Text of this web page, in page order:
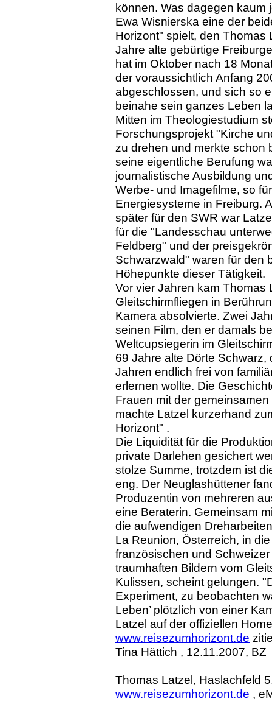
können. Was dagegen kaum
Ewa Wisnierska eine der
Horizont" spielt, den Thomas
Jahre alte gebürtige
hat im Oktober nach 18
der voraussichtlich Anfang
abgeschlossen, und sich so
beinahe sein ganzes Leben
Mitten im Theologiestudium
Forschungsprojekt "Kirche
zu drehen und merkte schon
seine eigentliche Berufung
journalistische Ausbildung
Werbe- und Imagefilme, so
Energiesysteme in Freiburg.
später für den SWR war
für die "Landesschau
Feldberg" und der
Schwarzwald" waren für den
Höhepunkte dieser Tätigkeit.
Vor vier Jahren kam Thomas
Gleitschirmfliegen in
Kamera absolvierte. Zwei
seinen Film, den er damals
Weltcupsiegerin im
69 Jahre alte Dörte
Jahren endlich frei von
erlernen wollte. Die
Frauen mit der
machte Latzel kurzerhand
Horizont" .
Die Liquidität für die
private Darlehen gesichert
stolze Summe, trotzdem ist
eng. Der Neuglashüttener
Produzentin von mehreren
eine Beraterin. Gemeinsam
die aufwendigen
La Reunion, Österreich, in
französischen und
traumhaften Bildern vom
Kulissen, scheint gelungen.
Experiment, zu beobachten
Leben’ plötzlich von einer
Latzel auf der offiziellen
www.reisezumhorizont.de
Tina Hättich , 12.11.2007, BZ
Thomas Latzel, Haslachfeld
www.reisezumhorizont.de ,